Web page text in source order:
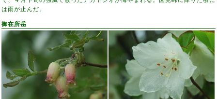
は雨が止んだ。
御在所岳